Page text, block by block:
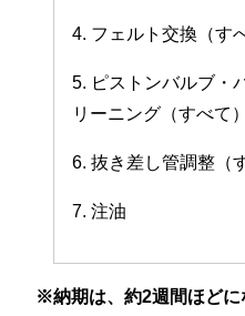
4. フェルト交換（す
5. ピストンバルブ・
リーニング（すべて）
6. 抜き差し管調整（
7. 注油
※納期は、約2週間ほどに